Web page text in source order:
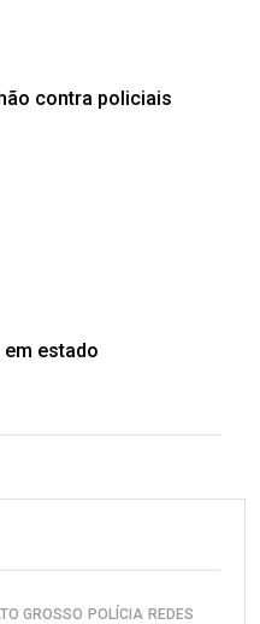
contra policiais
estado
GROSSO POLÍCIA REDES